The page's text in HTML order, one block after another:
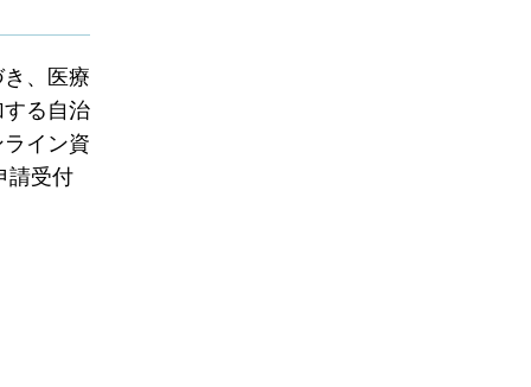
、医療
る自治
イン資
請受付